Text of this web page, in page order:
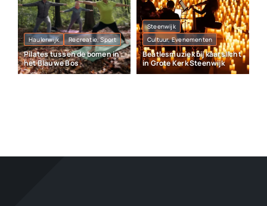
Haulerwijk Recreatie, Sport
Pilates tussen de bomen in
het Blauwe Bos
Steenwijk
Cultuur, Evenementen
Beatlesmuziek bij kaarslicht
in Grote Kerk Steenwijk